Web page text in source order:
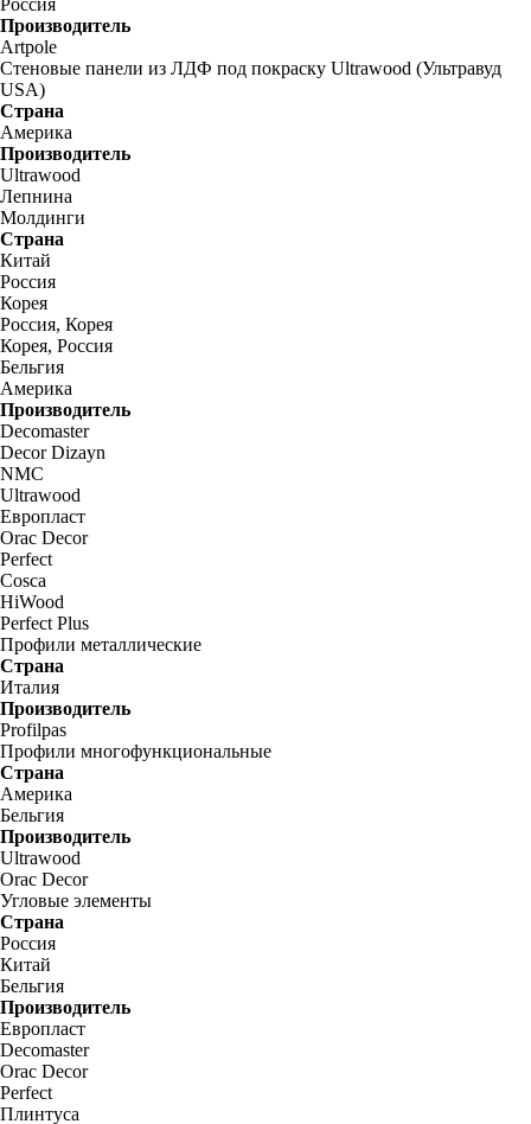
Россия
Производитель
Artpole
Стеновые панели из ЛДФ под покраску Ultrawood (Ультравуд
USA)
Страна
Америка
Производитель
Ultrawood
Лепнина
Молдинги
Страна
Китай
Россия
Корея
Россия, Корея
Корея, Россия
Бельгия
Америка
Производитель
Decomaster
Decor Dizayn
NMC
Ultrawood
Европласт
Orac Decor
Perfect
Cosca
HiWood
Perfect Plus
Профили металлические
Страна
Италия
Производитель
Profilpas
Профили многофункциональные
Страна
Америка
Бельгия
Производитель
Ultrawood
Orac Decor
Угловые элементы
Страна
Россия
Китай
Бельгия
Производитель
Европласт
Decomaster
Orac Decor
Perfect
Плинтуса